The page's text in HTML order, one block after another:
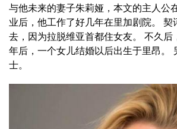
与他未来的妻子朱莉娅，本文的主人公
业后，他工作了好几年在里加剧院。 契
去，因为拉脱维亚首都住女友。 不久后
年后，一个女儿结婚以后出生于里昂。
士。